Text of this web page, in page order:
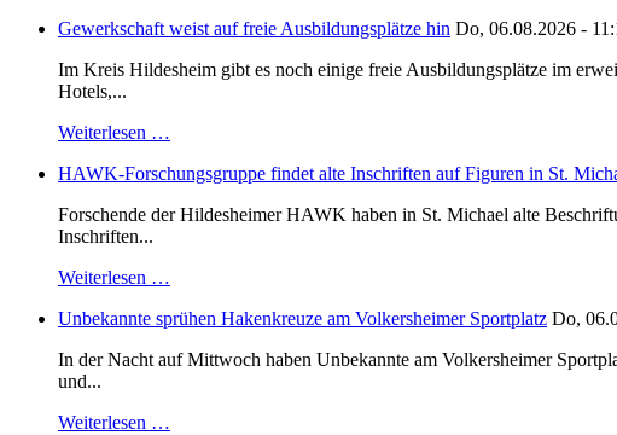
Gewerkschaft weist auf freie Ausbildungsplätze hin Do, 06.08.2026 -
Im Kreis Hildesheim gibt es noch einige freie Ausbildungsplätze im
Hotels,...
Weiterlesen …
HAWK-Forschungsgruppe findet alte Inschriften auf Figuren in St.
Forschende der Hildesheimer HAWK haben in St. Michael alte
Inschriften...
Weiterlesen …
Unbekannte sprühen Hakenkreuze am Volkersheimer Sportplatz Do,
In der Nacht auf Mittwoch haben Unbekannte am Volkersheimer
und...
Weiterlesen …